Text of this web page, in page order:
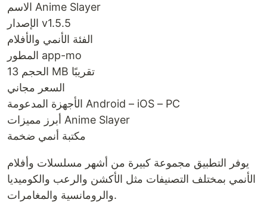
الاسم Anime Slayer
الإصدار v1.5.5
الفئة الأنمي والأفلام
المطور app-mo
الحجم 13 MB تقريبًا
السعر مجاني
الأجهزة المدعومة Android – iOS – PC
أبرز مميزات Anime Slayer
مكتبة أنمي ضخمة
يوفر التطبيق مجموعة كبيرة من أشهر مسلسلات وأفلام
الأنمي بمختلف التصنيفات مثل الأكشن والرعب والكوميديا
والرومانسية والمغامرات.